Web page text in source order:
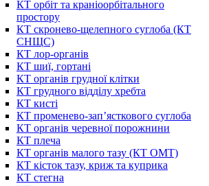
КТ орбіт та краніоорбітального
простору
КТ скронево-щелепного суглоба (КТ
СНЩС)
КТ лор-органів
КТ шиї, гортані
КТ органів грудної клітки
КТ грудного відділу хребта
КТ кисті
КТ променево-зап’ясткового суглоба
КТ органів черевної порожнини
КТ плеча
КТ органів малого тазу (КТ ОМТ)
КТ кісток тазу, криж та куприка
КТ стегна